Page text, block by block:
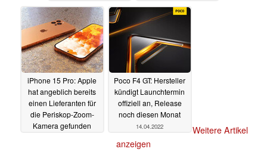
neuen Motorola
Smartphones14.04.2022
iPhone 15 Pro: Apple
hat angeblich bereits
einen Lieferanten für
die Periskop-Zoom-
Kamera gefunden
Poco F4 GT: Hersteller
kündigt Launchtermin
offiziell an, Release
noch diesen Monat
14.04.2022
Weitere Artikel
anzeigen